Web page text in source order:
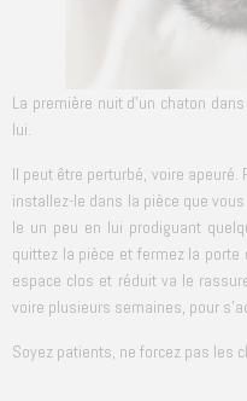
La première nuit d’un chaton
lui.
Il peut être perturbé, voire
installez-le dans la pièce que
le un peu en lui prodiguant
quittez la pièce et fermez la
espace clos et réduit va le
voire plusieurs semaines, pour
Soyez patients, ne forcez pas les